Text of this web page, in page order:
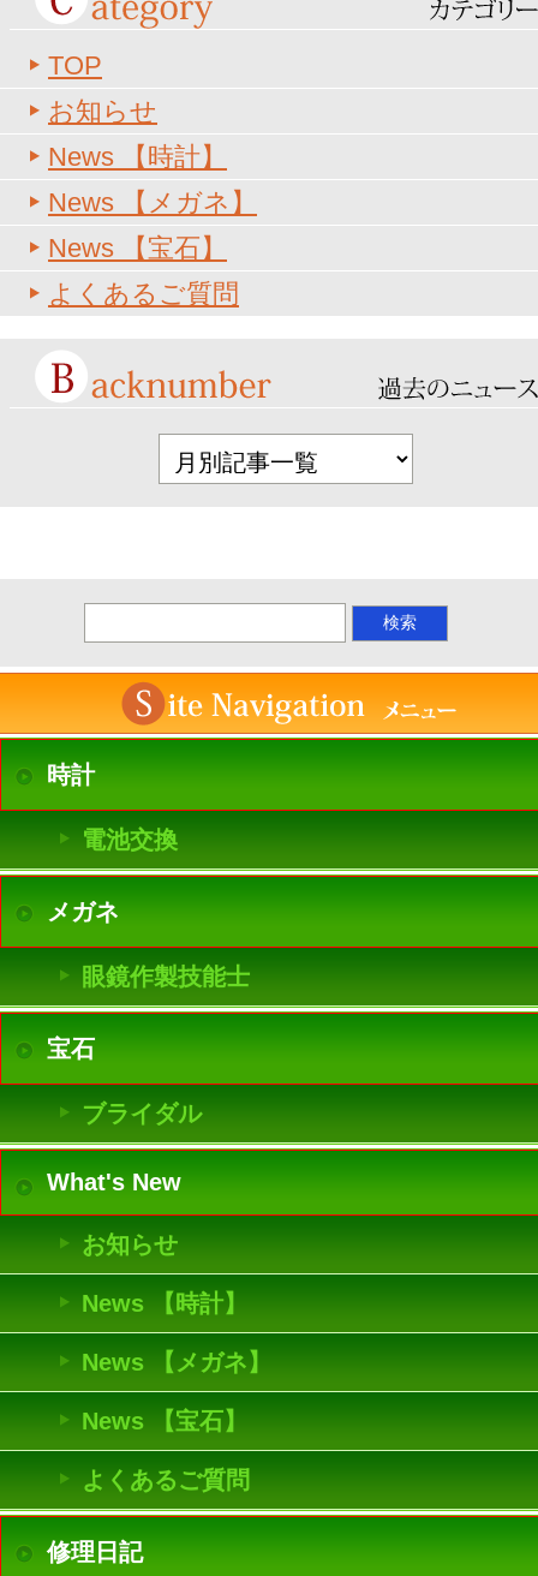
TOP
お知らせ
News 【時計】
News 【メガネ】
News 【宝石】
よくあるご質問
時計
電池交換
メガネ
眼鏡作製技能士
宝石
ブライダル
What's New
お知らせ
News 【時計】
News 【メガネ】
News 【宝石】
よくあるご質問
修理日記